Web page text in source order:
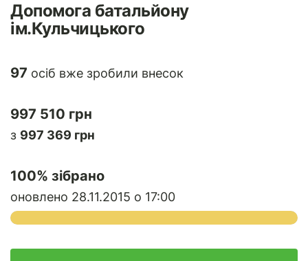
Допомога батальйону
ім.Кульчицького
97 осіб вже зробили внесок
997 510 грн
з 997 369 грн
100% зібрано
оновлено 28.11.2015 о 17:00